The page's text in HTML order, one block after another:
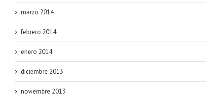
marzo 2014
febrero 2014
enero 2014
diciembre 2013
noviembre 2013